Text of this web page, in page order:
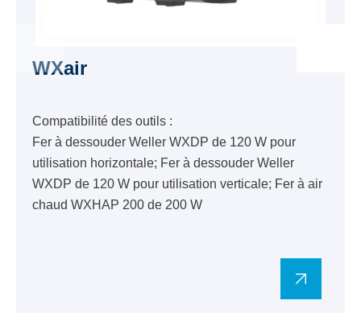
WXair
Compatibilité des outils :
Fer à dessouder Weller WXDP de 120 W pour
utilisation horizontale; Fer à dessouder Weller
WXDP de 120 W pour utilisation verticale; Fer à air
chaud WXHAP 200 de 200 W